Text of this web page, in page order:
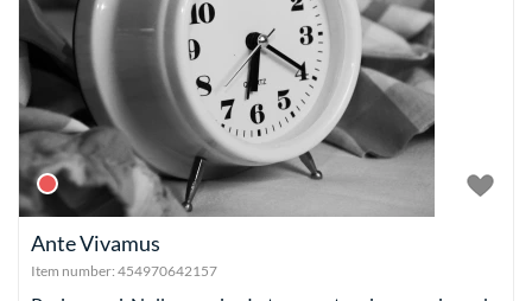
Ante Vivamus
Item number: 454970642157